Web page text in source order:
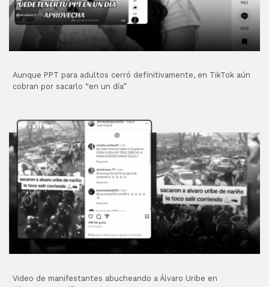
Aunque PPT para adultos cerró definitivamente, en TikTok aún
cobran por sacarlo “en un día”
Video de manifestantes abucheando a Álvaro Uribe en